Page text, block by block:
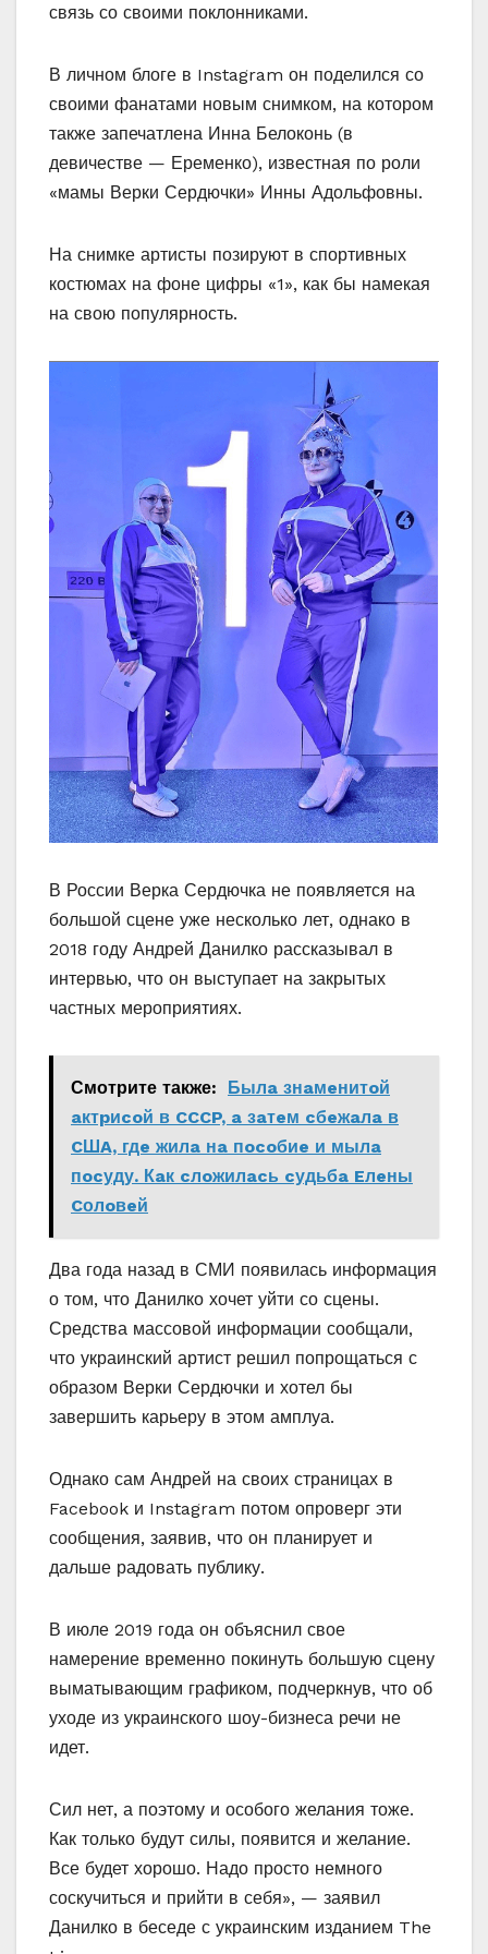
связь со своими поклонниками.
В личном блоге в Instagram он поделился со
своими фанатами новым снимком, на котором
также запечатлена Инна Белоконь (в
девичестве — Еременко), известная по роли
«мамы Верки Сердючки» Инны Адольфовны.
На снимке артисты позируют в спортивных
костюмах на фоне цифры «1», как бы намекая
на свою популярность.
В России Верка Сердючка не появляется на
большой сцене уже несколько лет, однако в
2018 году Андрей Данилко рассказывал в
интервью, что он выступает на закрытых
частных мероприятиях.
Смотрите также:
Былa знaмeнитoй
aктpиcoй в CCCP, a зaтeм cбeжaлa в
CШA, гдe жилa нa пocoбиe и мылa
пocуду. Кaк cлoжилacь cудьбa Eлeны
Cолoвeй
Два года назад в СМИ появилась информация
о том, что Данилко хочет уйти со сцены.
Средства массовой информации сообщали,
что украинский артист решил попрощаться с
образом Верки Сердючки и хотел бы
завершить карьеру в этом амплуа.
Однако сам Андрей на своих страницах в
Facebook и Instagram потом опроверг эти
сообщения, заявив, что он планирует и
дальше радовать публику.
В июле 2019 года он объяснил свое
намерение временно покинуть большую сцену
выматывающим графиком, подчеркнув, что об
уходе из украинского шоу-бизнеса речи не
идет.
Сил нет, а поэтому и особого желания тоже.
Как только будут силы, появится и желание.
Все будет хорошо. Надо просто немного
соскучиться и прийти в себя», — заявил
Данилко в беседе с украинским изданием The